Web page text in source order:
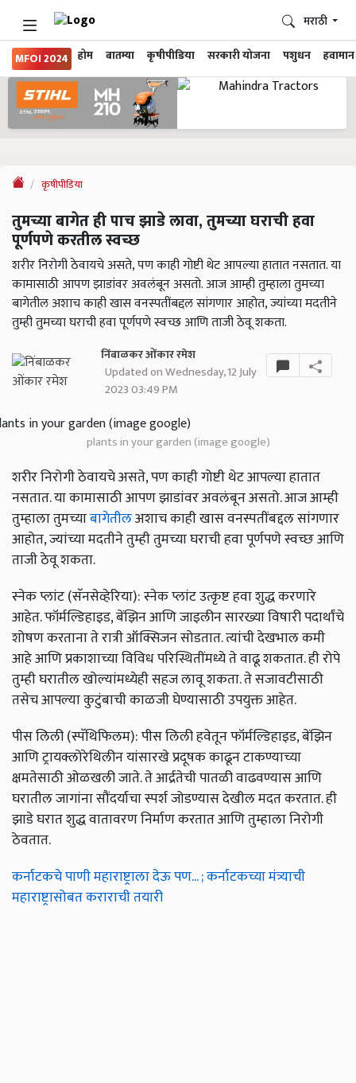
MFOI 2024 होम बातम्या कृषीपीडिया सरकारी योजना पशुधन हवामान
मराठी
कृषीपीडिया
तुमच्या बागेत ही पाच झाडे लावा, तुमच्या घराची हवा
पूर्णपणे करतील स्वच्छ
शरीर निरोगी ठेवायचे असते, पण काही गोष्टी थेट आपल्या हातात नसतात. या
कामासाठी आपण झाडांवर अवलंबून असतो. आज आम्ही तुम्हाला तुमच्या
बागेतील अशाच काही खास वनस्पतींबद्दल सांगणार आहोत, ज्यांच्या मदतीने
तुम्ही तुमच्या घराची हवा पूर्णपणे स्वच्छ आणि ताजी ठेवू शकता.
निंबाळकर ओंकार रमेश
Updated on Wednesday, 12 July
2023 03:49 PM
plants in your garden (image google)
शरीर निरोगी ठेवायचे असते, पण काही गोष्टी थेट आपल्या हातात
नसतात. या कामासाठी आपण झाडांवर अवलंबून असतो. आज आम्ही
तुम्हाला तुमच्याबागेतीलअशाच काही खास वनस्पतींबद्दल सांगणार
आहोत, ज्यांच्या मदतीने तुम्ही तुमच्या घराची हवा पूर्णपणे स्वच्छ आणि
ताजी ठेवू शकता.
स्नेक प्लांट (सॅनसेव्हेरिया): स्नेक प्लांट उत्कृष्ट हवा शुद्ध करणारे
आहेत. फॉर्मल्डिहाइड, बेंझिन आणि जाइलीन सारख्या विषारी पदार्थांचे
शोषण करताना ते रात्री ऑक्सिजन सोडतात. त्यांची देखभाल कमी
आहे आणि प्रकाशाच्या विविध परिस्थितींमध्ये ते वाढू शकतात. ही रोपे
तुम्ही घरातील खोल्यांमध्येही सहज लावू शकता. ते सजावटीसाठी
तसेच आपल्या कुटुंबाची काळजी घेण्यासाठी उपयुक्त आहेत.
पीस लिली (स्पॅथिफिलम): पीस लिली हवेतून फॉर्मल्डिहाइड, बेंझिन
आणि ट्रायक्लोरेथिलीन यांसारखे प्रदूषक काढून टाकण्याच्या
क्षमतेसाठी ओळखली जाते. ते आर्द्रतेची पातळी वाढवण्यास आणि
घरातील जागांना सौंदर्याचा स्पर्श जोडण्यास देखील मदत करतात. ही
झाडे घरात शुद्ध वातावरण निर्माण करतात आणि तुम्हाला निरोगी
ठेवतात.
कर्नाटकचे पाणी महाराष्ट्राला देऊ पण... ; कर्नाटकच्या मंत्र्याची
महाराष्ट्रासोबत कराराची तयारी